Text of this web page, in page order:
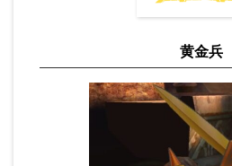
黄金兵